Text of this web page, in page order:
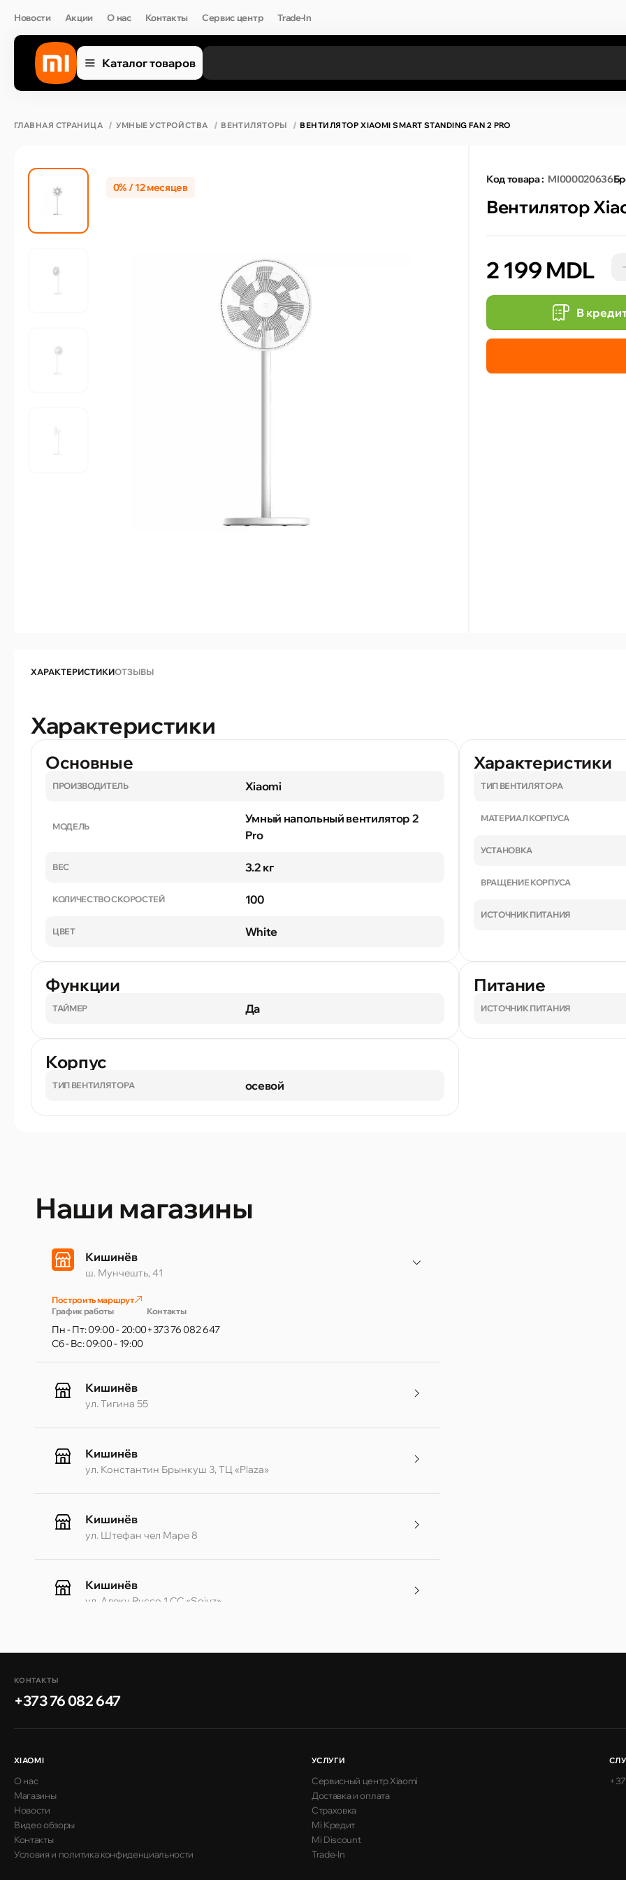
Новости Акции О нас Контакты Сервис центр Trade-In
Каталог товаров
ГЛАВНАЯ СТРАНИЦА УМНЫЕ УСТРОЙСТВА ВЕНТИЛЯТОРЫ ВЕНТИЛЯТОР XIAOMI SMART STANDING FAN 2 PRO
0% / 12 месяцев
Код товара : MI000020636
Вентилятор
2 199 MDL
В
ХАРАКТЕРИСТИКИОТЗЫВЫ
Характеристики
Основные
ПРОИЗВОДИТЕЛЬ Xiaomi
МОДЕЛЬ
Умный напольный вентилятор 2
Pro
ВЕС 3.2 кг
КОЛИЧЕСТВО СКОРОСТЕЙ 100
ЦВЕТ White
Характеристики
ТИП ВЕНТИЛЯТОРА
МАТЕРИАЛ КОРПУСА
УСТАНОВКА
ВРАЩЕНИЕ КОРПУСА
ИСТОЧНИК ПИТАНИЯ
Функции
ТАЙМЕР Да
Питание
ИСТОЧНИК ПИТАНИЯ
Корпус
ТИП ВЕНТИЛЯТОРА осевой
Наши магазины
Кишинёв
ш. Мунчешть, 41
Построить маршрут
График работы
Пн - Пт: 09:00 - 20:00
Сб - Вс: 09:00 - 19:00
Контакты
+373 76 082 647
Кишинёв
ул. Тигина 55
Кишинёв
ул. Константин Брынкуш 3, ТЦ «Plaza»
Кишинёв
ул. Штефан чел Маре 8
Кишинёв
ул. Алеку Руссо 1 CC «Soiuz»
Кишинёв
ул. Арборилор 21, CC «Shopping MallDova»
КОНТАКТЫ
+373 76 082 647
XIAOMI
О нас
Магазины
Новости
Видео обзоры
Контакты
Условия и политика конфиденциальности
УСЛУГИ
Сервисный центр Xiaomi
Доставка и оплата
Страховка
Mi Кредит
Mi Discount
Trade-In